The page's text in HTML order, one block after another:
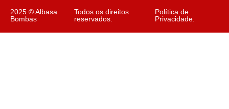
2025 © Albasa
Bombas
Todos os direitos
reservados.
Política de
Privacidade.